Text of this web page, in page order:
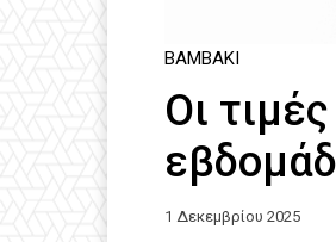
ΒΑΜΒΆΚΙ
Οι
1 Δεκεμβρίου 2025